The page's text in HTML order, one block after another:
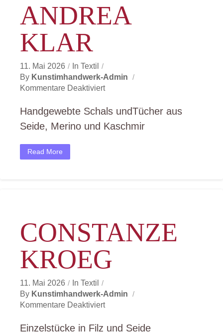
ANDREA
KLAR
11. Mai 2026 In Textil
By Kunstimhandwerk-Admin
Kommentare DeaktiviertFür
Klar
Handgewebte Schals undTücher aus
Seide, Merino und Kaschmir
Read More
CONSTANZE
KROEG
11. Mai 2026 In Textil
By Kunstimhandwerk-Admin
Kommentare DeaktiviertFür
Kroeg
Einzelstücke in Filz und Seide